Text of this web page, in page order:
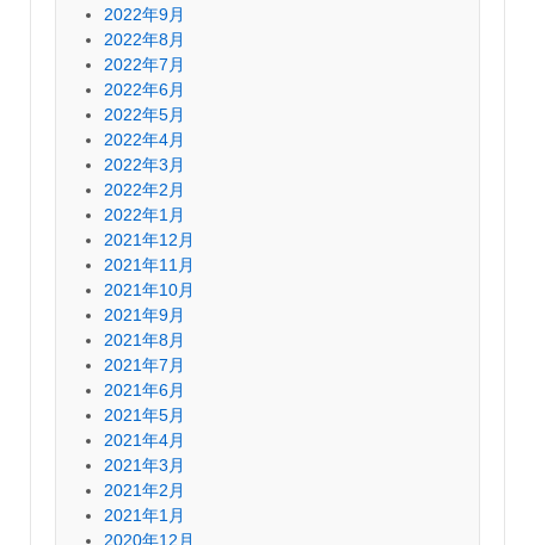
2022年9月
2022年8月
2022年7月
2022年6月
2022年5月
2022年4月
2022年3月
2022年2月
2022年1月
2021年12月
2021年11月
2021年10月
2021年9月
2021年8月
2021年7月
2021年6月
2021年5月
2021年4月
2021年3月
2021年2月
2021年1月
2020年12月